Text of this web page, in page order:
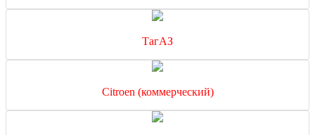
ТагАЗ
Citroen (коммерческий)